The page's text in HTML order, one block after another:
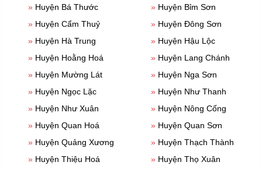
» Huyện Bá Thước » Huyện Bỉm Sơn
» Huyện Cẩm Thuỷ » Huyện Đông Sơn
» Huyện Hà Trung » Huyện Hậu Lộc
» Huyện Hoằng Hoá » Huyện Lang Chánh
» Huyện Mường Lát » Huyện Nga Sơn
» Huyện Ngọc Lặc » Huyện Như Thanh
» Huyện Như Xuân » Huyện Nông Cống
» Huyện Quan Hoá » Huyện Quan Sơn
» Huyện Quảng Xương » Huyện Thạch Thành
» Huyện Thiệu Hoá » Huyện Thọ Xuân